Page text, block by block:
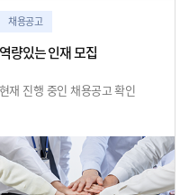
채용공고
역량있는 인재 모집
현재 진행 중인 채용공고 확인